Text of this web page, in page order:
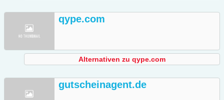
qype.com
Alternativen zu qype.com
gutscheinagent.de